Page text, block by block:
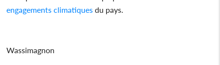
engagements climatiques du pays.
Wassimagnon